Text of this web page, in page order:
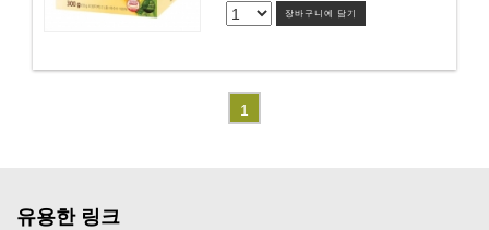
장바구니에 담기
1
유용한 링크